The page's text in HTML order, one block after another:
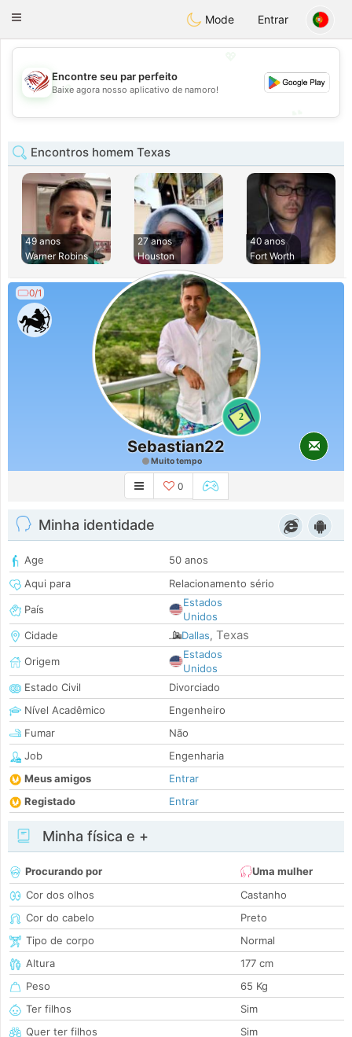
Dating
Toggle
Mode Entrar
💖
💕
Encontre seu par perfeito
Baixe agora nosso aplicativo de namoro!
Encontros homem Texas
49 anos
Warner Robins
27 anos
Houston
40 anos
Fort Worth
0/1
2
Sebastian22
Muito tempo
0
Minha identidade
Age
50 anos
Aqui para
Relacionamento sério
País
Estados
Unidos
Cidade
Dallas, Texas
Origem
Estados
Unidos
Estado Civil
Divorciado
Nível Acadêmico
Engenheiro
Fumar
Não
Job
Engenharia
Meus amigos
Entrar
Registado
Entrar
Minha física e +
Procurando por
Uma mulher
Cor dos olhos
Castanho
Cor do cabelo
Preto
Tipo de corpo
Normal
Altura
177 cm
Peso
65 Kg
Ter filhos
Sim
Quer ter filhos
Sim